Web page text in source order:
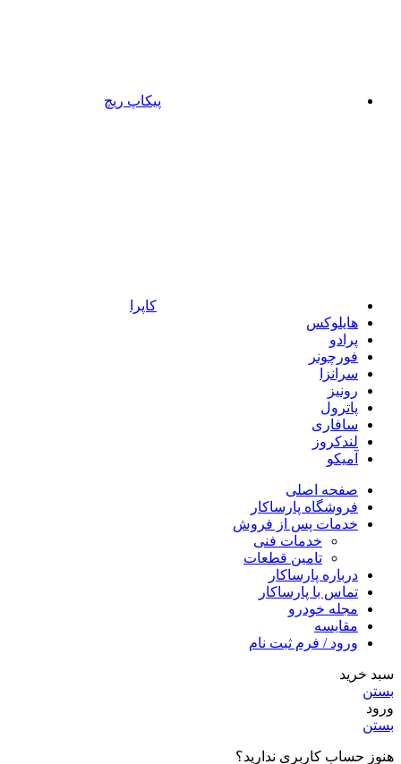
پیکاپ ریچ
کاپرا
هایلوکس
پرادو
فورچونر
سرانزا
رونیز
پاترول
سافاری
لندکروز
آمیکو
صفحه اصلی
فروشگاه پارساکار
خدمات پس از فروش
خدمات فنی
تامین قطعات
درباره پارساکار
تماس با پارساکار
مجله خودرو
مقایسه
ورود / فرم ثبت نام
سبد خرید
بستن
ورود
بستن
هنوز حساب کاربری ندارید؟